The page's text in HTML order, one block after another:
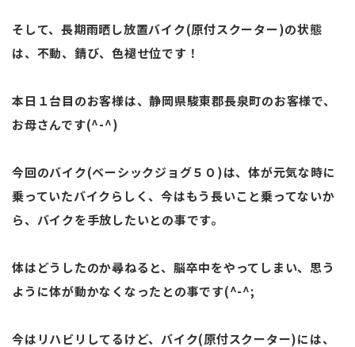
そして、長期雨晒し放置バイク(原付スクーター)の状態
は、不動、錆び、色褪せ位です！
本日１台目のお客様は、静岡県駿東郡長泉町のお客様で、
お母さんです(^-^)
今回のバイク(ベーシックジョグ５０)は、体が元気な時に
乗っていたバイクらしく、今はもう長いこと乗ってないか
ら、バイクを手放したいとの事です。
体はどうしたのか尋ねると、脳卒中をやってしまい、思う
ように体が動かなくなったとの事です(^-^;
今はリハビリしてるけど、バイク(原付スクーター)には、